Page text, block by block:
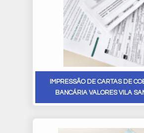
IMPRESSÃO DE CARTAS DE
BANCÁRIA VALORES VILA